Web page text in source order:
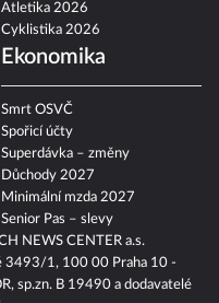
NEWS CENTER a.s.
3493/1, 100 00 Praha 10 -
sp.zn. B 19490 a dodavatelé
Atletika 2026
Cyklistika 2026
Ekonomika
Smrt OSVČ
Spořicí účty
Superdávka – změny
Důchody 2027
Minimální mzda 2027
Senior Pas – slevy